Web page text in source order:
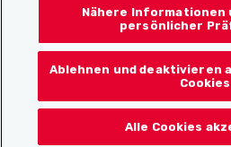
Folgt uns auf:
Nähere Informationen
persönlicher
Ablehnen und deaktivieren
Cookies
Alle Cookies